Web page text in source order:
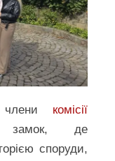
члени комісії
замок, де
споруди,